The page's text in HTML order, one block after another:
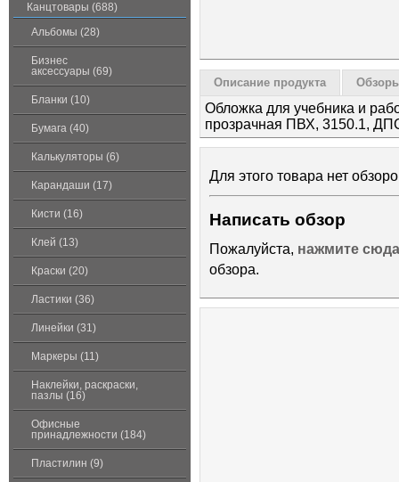
Канцтовары (688)
Альбомы (28)
Бизнес
аксессуары (69)
Бланки (10)
Бумага (40)
Калькуляторы (6)
Карандаши (17)
Кисти (16)
Клей (13)
Краски (20)
Ластики (36)
Линейки (31)
Маркеры (11)
Наклейки, раскраски,
пазлы (16)
Офисные
принадлежности (184)
Пластилин (9)
Описание продукта
Обложка для учебника и
прозрачная ПВХ, 3150.1,
Для этого товара нет
Написать обзор
Пожалуйста, нажмите сюда
обзора.